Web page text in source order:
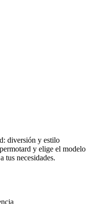
diversión y estilo
y elige el modelo
tus necesidades.